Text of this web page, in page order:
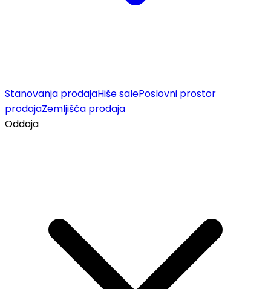
Stanovanja prodajaHiše salePoslovni prostor
prodajaZemljišča prodaja
Oddaja